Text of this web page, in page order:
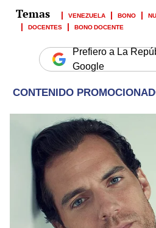
VENEZUELA BONO
DOCENTES
BONO DOCENTE
Prefiero a La
Google